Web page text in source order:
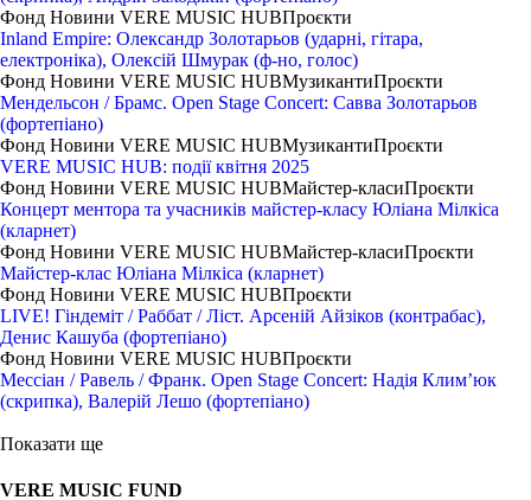
Фонд Новини VERE MUSIC HUBПроєкти
Inland Empire: Олександр Золотарьов (ударні, гітара,
електроніка), Олексій Шмурак (ф-но, голос)
Фонд Новини VERE MUSIC HUBМузикантиПроєкти
Мендельсон / Брамс. Open Stage Concert: Савва Золотарьов
(фортепіано)
Фонд Новини VERE MUSIC HUBМузикантиПроєкти
VERE MUSIC HUB: події квітня 2025
Фонд Новини VERE MUSIC HUBМайстер-класиПроєкти
Концерт ментора та учасників майстер-класу Юліана Мілкіса
(кларнет)
Фонд Новини VERE MUSIC HUBМайстер-класиПроєкти
Майстер-клас Юліана Мілкіса (кларнет)
Фонд Новини VERE MUSIC HUBПроєкти
LIVE! Гіндеміт / Раббат / Ліст. Арсеній Айзіков (контрабас),
Денис Кашуба (фортепіано)
Фонд Новини VERE MUSIC HUBПроєкти
Мессіан / Равель / Франк. Open Stage Concert: Надія Клим’юк
(скрипка), Валерій Лешо (фортепіано)
Показати ще
VERE MUSIC FUND